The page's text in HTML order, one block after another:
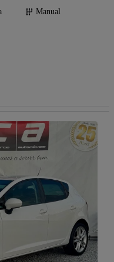
Manual